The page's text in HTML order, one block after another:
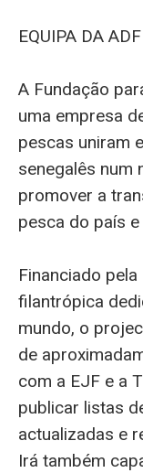
EQUIPA DA ADF
A Fundação
uma empresa
pescas uniram
senegalês num
promover a
pesca do país
Financiado
filantrópica
mundo, o
de
com a EJF e a
publicar listas
actualizadas e
Irá também